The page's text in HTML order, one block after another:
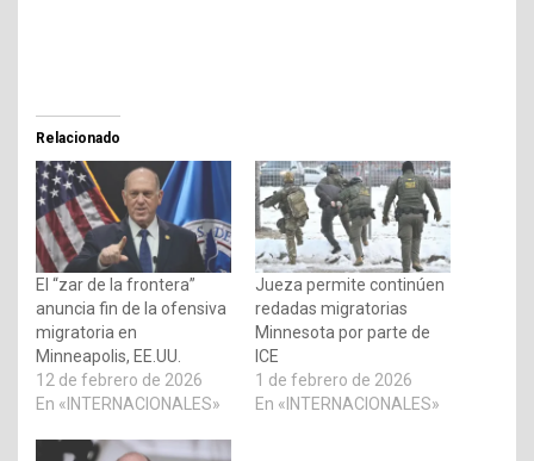
Relacionado
El “zar de la frontera”
anuncia fin de la ofensiva
migratoria en
Minneapolis, EE.UU.
12 de febrero de 2026
En «INTERNACIONALES»
Jueza permite continúen
redadas migratorias
Minnesota por parte de
ICE
1 de febrero de 2026
En «INTERNACIONALES»